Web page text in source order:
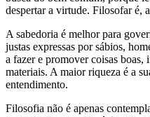
despertar a virtude. Filosofar é,
A sabedoria é melhor para
justas expressas por sábios,
a fazer e promover coisas boas,
materiais. A maior riqueza é a
entendimento.
Filosofia não é apenas